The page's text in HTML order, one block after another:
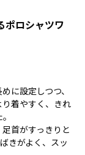
ポロシャツワ
に設定しつつ、
着やすく、きれ
首がすっきりと
きがよく、スッ